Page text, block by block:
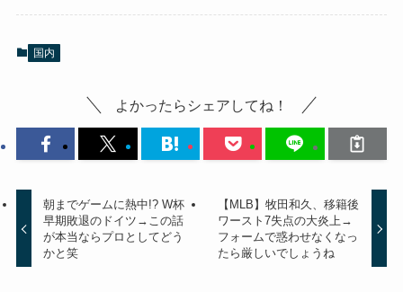
国内
よかったらシェアしてね！
朝までゲームに熱中!? W杯
早期敗退のドイツ→この話
が本当ならプロとしてどう
かと笑
【MLB】牧田和久、移籍後
ワースト7失点の大炎上→
フォームで惑わせなくなっ
たら厳しいでしょうね